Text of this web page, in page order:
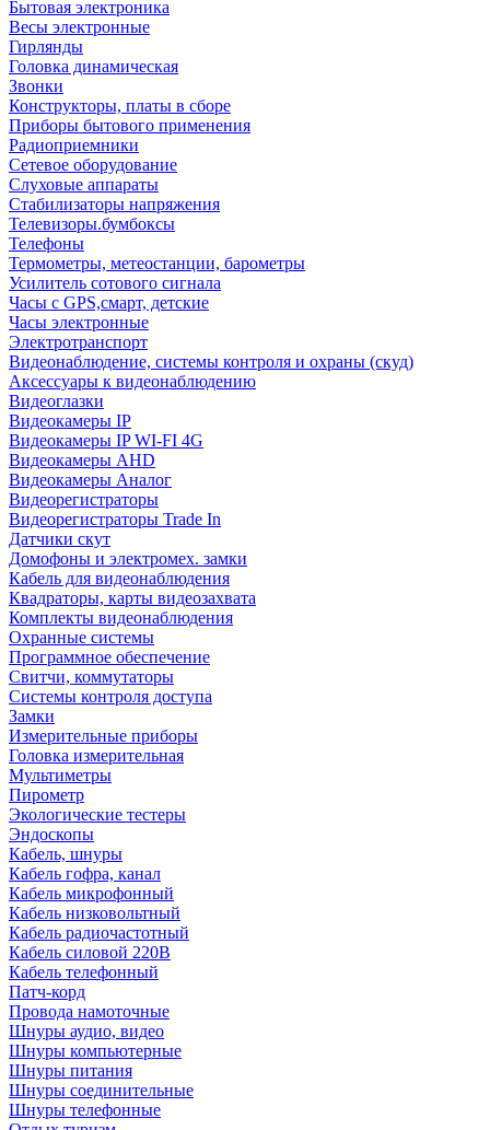
Бытовая электроника
Весы электронные
Гирлянды
Головка динамическая
Звонки
Конструкторы, платы в сборе
Приборы бытового применения
Радиоприемники
Сетевое оборудование
Слуховые аппараты
Стабилизаторы напряжения
Телевизоры.бумбоксы
Телефоны
Термометры, метеостанции, барометры
Усилитель сотового сигнала
Часы с GPS,смарт, детские
Часы электронные
Электротранспорт
Видеонаблюдение, системы контроля и охраны (скуд)
Аксессуары к видеонаблюдению
Видеоглазки
Видеокамеры IP
Видеокамеры IP WI-FI 4G
Видеокамеры AHD
Видеокамеры Аналог
Видеорегистраторы
Видеорегистраторы Trade In
Датчики скут
Домофоны и электромех. замки
Кабель для видеонаблюдения
Квадраторы, карты видеозахвата
Комплекты видеонаблюдения
Охранные системы
Программное обеспечение
Свитчи, коммутаторы
Системы контроля доступа
Замки
Измерительные приборы
Головка измерительная
Мультиметры
Пирометр
Экологические тестеры
Эндоскопы
Кабель, шнуры
Кабель гофра, канал
Кабель микрофонный
Кабель низковольтный
Кабель радиочастотный
Кабель силовой 220В
Кабель телефонный
Патч-корд
Провода намоточные
Шнуры аудио, видео
Шнуры компьютерные
Шнуры питания
Шнуры соединительные
Шнуры телефонные